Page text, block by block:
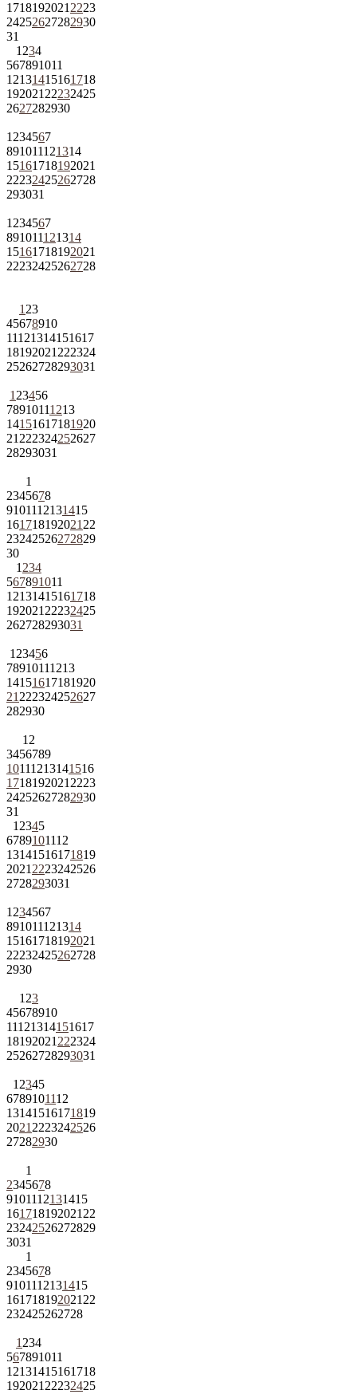
1718192021 2223
24252627282930
31
1 234
567891011
12131415161718
192021 22232425
2627282930
1 234567
891011121314
15161718192021
22232425262728
293031
1 234567
891011121314
15161718192021
22232425262728
1 23
45678910
11121314151617
18192021 222324
25262728293031
1 23456
78910111213
14151617181920
21 222324252627
28293031
1
2345678
9101112131415
161718192021 22
23242526272829
30
1 234
567891011
12131415161718
192021 22232425
262728293031
1 23456
78910111213
14151617181920
21 222324252627
282930
1 2
3456789
10111213141516
1718192021 2223
24252627282930
31
1 2345
6789101112
13141516171819
2021 2223242526
2728293031
1 234567
891011121314
15161718192021
22232425262728
2930
1 23
45678910
11121314151617
18192021 222324
25262728293031
1 2345
6789101112
13141516171819
2021 2223242526
27282930
1
2345678
9101112131415
161718192021 22
23242526272829
3031
1
2345678
9101112131415
161718192021 22
232425262728
1 234
567891011
12131415161718
192021 22232425